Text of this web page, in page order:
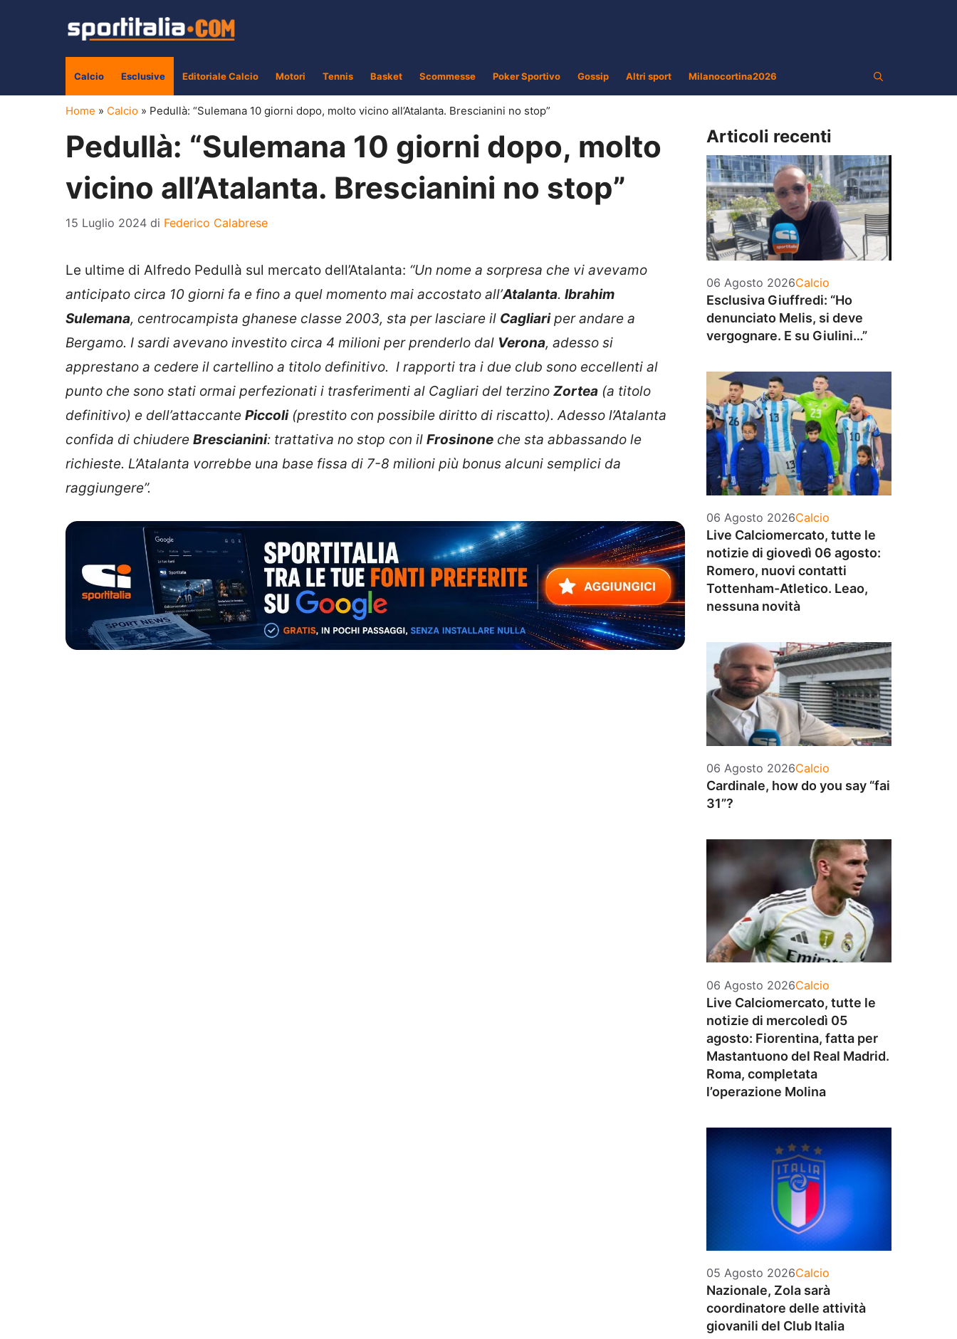
Calcio Esclusive Editoriale Calcio Motori Tennis Basket Scommesse Poker Sportivo Gossip Altri sport Milanocortina2026
Home » Calcio » Pedullà: “Sulemana 10 giorni dopo, molto vicino all’Atalanta. Brescianini no stop”
Pedullà: “Sulemana 10 giorni dopo, molto
vicino all’Atalanta. Brescianini no stop”
15 Luglio 2024 di Federico Calabrese
Le ultime di Alfredo Pedullà sul mercato dell’Atalanta: “Un nome a sorpresa che vi avevamo
anticipato circa 10 giorni fa e fino a quel momento mai accostato all’Atalanta. Ibrahim
Sulemana, centrocampista ghanese classe 2003, sta per lasciare il Cagliariper andare a
Bergamo. I sardi avevano investito circa 4 milioni per prenderlo dal Verona, adesso si
apprestano a cedere il cartellino a titolo definitivo. I rapporti tra i due club sono eccellenti al
punto che sono stati ormai perfezionati i trasferimenti al Cagliari del terzino Zortea (a titolo
definitivo) e dell’attaccante Piccoli(prestito con possibile diritto di riscatto). Adesso l’Atalanta
confida di chiudere Brescianini: trattativa no stop con il Frosinone che sta abbassando le
richieste. L’Atalanta vorrebbe una base fissa di 7-8 milioni più bonus alcuni semplici da
raggiungere”.
Articoli recenti
06 Agosto 2026Categorie
Calcio
Esclusiva Giuffredi: “Ho
denunciato Melis, si deve
vergognare. E su Giulini…”
06 Agosto 2026Categorie
Calcio
Live Calciomercato, tutte le
notizie di giovedì 06 agosto:
Romero, nuovi contatti
Tottenham-Atletico. Leao,
nessuna novità
06 Agosto 2026Categorie
Calcio
Cardinale, how do you say “fai
31”?
06 Agosto 2026Categorie
Calcio
Live Calciomercato, tutte le
notizie di mercoledì 05
agosto: Fiorentina, fatta per
Mastantuono del Real Madrid.
Roma, completata
l’operazione Molina
05 Agosto 2026Categorie
Calcio
Nazionale, Zola sarà
coordinatore delle attività
giovanili del Club Italia